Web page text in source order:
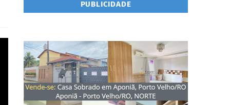
PUBLICIDADE